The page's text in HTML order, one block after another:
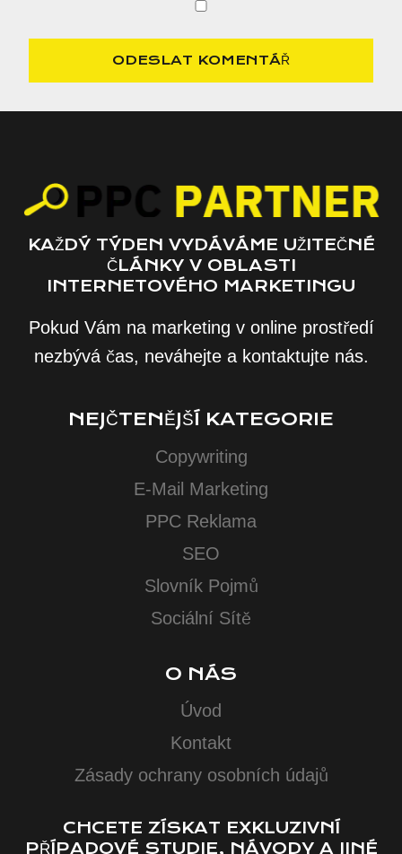
KAŽDÝ TÝDEN VYDÁVÁME UŽITEČNÉ
ČLÁNKY V OBLASTI
INTERNETOVÉHO MARKETINGU
Pokud Vám na marketing v online prostředí
nezbývá čas, neváhejte a kontaktujte nás.
NEJČTENĚJŠÍ KATEGORIE
Copywriting
E-Mail Marketing
PPC Reklama
SEO
Slovník Pojmů
Sociální Sítě
O NÁS
Úvod
Kontakt
Zásady ochrany osobních údajů
CHCETE ZÍSKAT EXKLUZIVNÍ
PŘÍPADOVÉ STUDIE, NÁVODY A JINÉ